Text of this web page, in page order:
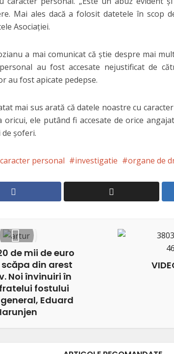
Mai ales dacă a folosit datetele în scop
Asociaţiei.
a mai comunicat că ştie despre mai
au fost accesate nejustificat de
au fost apicate pedepse.
mai sus arată că datele noastre cu
oricui, ele putând fi accesate de orice
de şoferi.
personal investigatie organe de
de mii de euro
din arest
Noi învinuiri în
fostului
Eduard